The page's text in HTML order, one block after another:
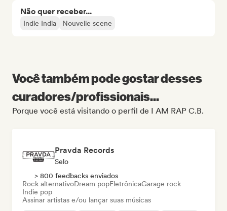
Não quer receber...
Indie India Nouvelle scene
Você também pode gostar desses
curadores/profissionais...
Porque você está visitando o perfil de I AM RAP C.B.
Pravda Records
Selo
> 800 feedbacks enviados
Rock alternativoDream popEletrônicaGarage rock
Indie pop
Assinar artistas e/ou lançar suas músicas